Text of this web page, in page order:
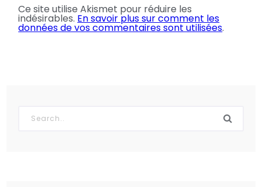
Ce site utilise Akismet pour réduire les
indésirables. En savoir plus sur comment les
données de vos commentaires sont utilisées.